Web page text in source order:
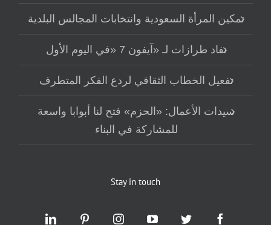
تمكين المرأة السعودية وانتخابات المجالس البلدية
نفاد طرازات لـ «آيفون 7 «في اليوم الأول
تفعيل الخطاب الثقافي لردع الفكر المتطرف
سيدات الأعمال: «الحزم» فتح لنا أبوابا واسعة
للمشاركة في البناء
Stay in touch